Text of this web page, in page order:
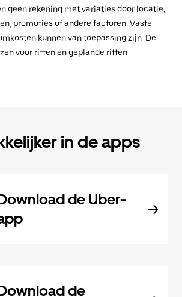
geen rekening met variaties door locatie,
promoties of andere factoren. Vaste
kunnen van toepassing zijn. De
voor ritten en geplande ritten
in de apps
de Uber-
de